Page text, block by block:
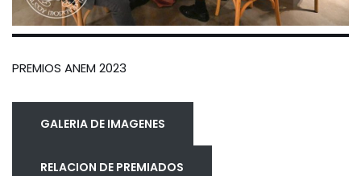
PREMIOS ANEM 2023
GALERIA DE IMAGENES
RELACION DE PREMIADOS